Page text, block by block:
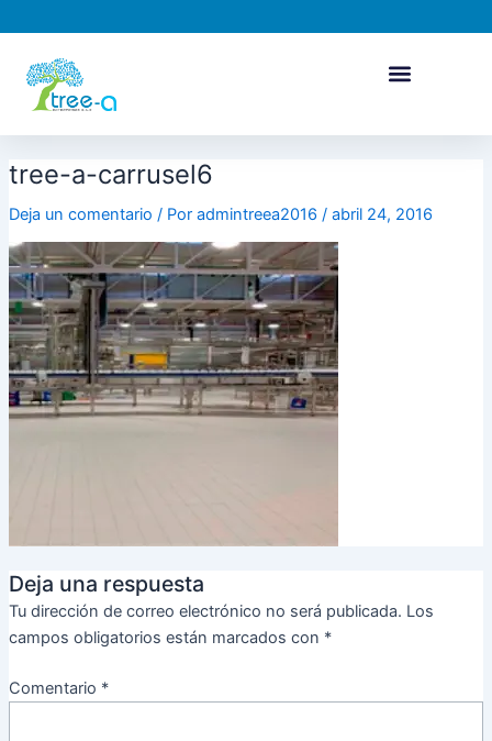
al
contenido
tree-a-carrusel6
Deja un comentario / Por admintreea2016 / abril 24, 2016
Deja una respuesta
Tu dirección de correo electrónico no será publicada. Los
campos obligatorios están marcados con *
Comentario *